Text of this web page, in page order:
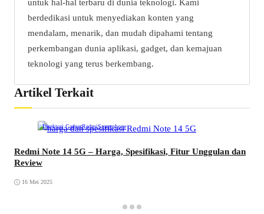
berdedikasi untuk menyediakan konten yang
mendalam, menarik, dan mudah dipahami tentang
perkembangan dunia aplikasi, gadget, dan kemajuan
teknologi yang terus berkembang.
Artikel Terkait
Direktori GadgetRedmiSmartphone
Redmi Note 14 5G – Harga, Spesifikasi, Fitur Unggulan dan
Review
16 Mei 2025